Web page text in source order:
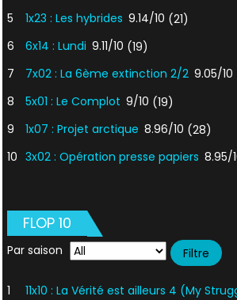
5
1x23 : Les hybrides 9.14/10 (21)
6
6x14 : Lundi 9.11/10 (19)
7
7x02 : La 6ème extinction 2/2 9.05/10
8
5x01 : Le Complot 9/10 (19)
9
1x07 : Projet arctique 8.96/10 (28)
10 3x02 : Opération presse papiers 8.95/
FLOP 10
Par saison
1 11x10 : La Vérité est ailleurs 4 (My